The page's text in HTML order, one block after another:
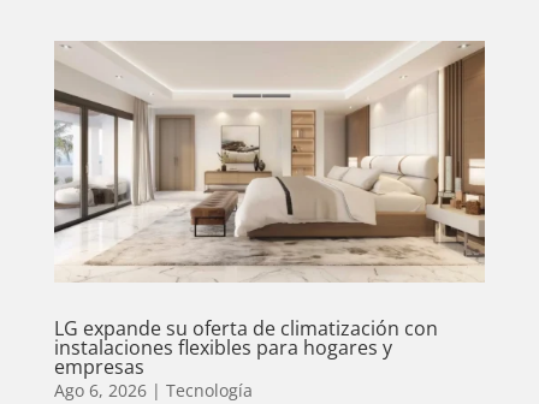
LG expande su oferta de climatización con
instalaciones flexibles para hogares y
empresas
Ago 6, 2026| Tecnología